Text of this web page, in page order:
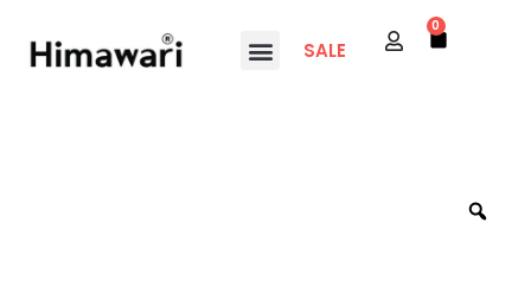
SALE
0